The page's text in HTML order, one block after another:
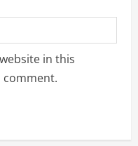
in this